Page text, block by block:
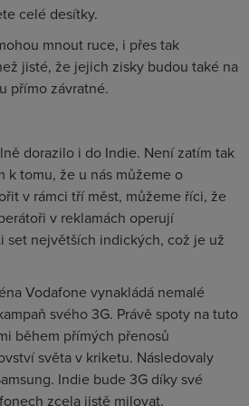
celé desítky.
mnout ruce, i přes tak
jisté, že jejich zisky budou také na
přímo závratné.
dorazilo i do Indie. Není zatím tak
k tomu, že u nás můžeme o
v rámci tří měst, můžeme říci, že
v reklamách operují
set největších indických, což je už
Vodafone vynakládá nemalé
svého 3G. Právě spoty na tuto
během přímých přenosů
světa v kriketu. Následovaly
Indie bude 3G díky své
zcela jistě milovat.